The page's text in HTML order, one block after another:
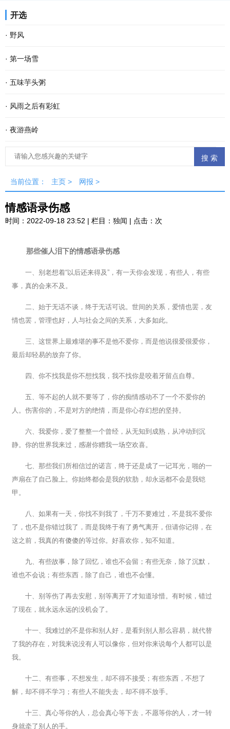
开选
· 野风
· 第一场雪
· 五味芋头粥
· 风雨之后有彩虹
· 夜游燕岭
当前位置： 主页 > 网报 >
情感语录伤感
时间：2022-09-18 23:52 | 栏目： 独闻 | 点击： 次
那些催人泪下的情感语录伤感
一、别老想着“以后还来得及”，有一天你会发现，有些人，有些
事，真的会来不及。
二、始于无话不谈，终于无话可说。世间的关系，爱情也罢，友
情也罢，管理也好，人与社会之间的关系，大多如此。
三、这世界上最难堪的事不是他不爱你，而是他说很爱很爱你，
最后却轻易的放弃了你。
四、你不找我是你不想找我，我不找你是咬着牙留点自尊。
五、等不起的人就不要等了，你的痴情感动不了一个不爱你的
人。伤害你的，不是对方的绝情，而是你心存幻想的坚持。
六、我爱你，爱了整整一个曾经，从无知到成熟，从冲动到沉
静。你的世界我来过，感谢你赠我一场空欢喜。
七、那些我们所相信过的诺言，终于还是成了一记耳光，啪的一
声扇在了自己脸上。你始终都会是我的软肋，却永远都不会是我铠
甲。
八、如果有一天，你找不到我了，千万不要难过，不是我不爱你
了，也不是你错过我了，而是我终于有了勇气离开，但请你记得，在
这之前，我真的有傻傻的等过你。好喜欢你，知不知道。
九、有些故事，除了回忆，谁也不会留；有些无奈，除了沉默，
谁也不会说；有些东西，除了自己，谁也不会懂。
十、别等伤了再去安慰，别等离开了才知道珍惜。有时候，错过
了现在，就永远永远的没机会了。
十一、我难过的不是你和别人好，是看到别人那么容易，就代替
了我的存在，对我来说没有人可以像你，但对你来说每个人都可以是
我。
十二、有些事，不想发生，却不得不接受；有些东西，不想了
解，却不得不学习；有些人不能失去，却不得不放手。
十三、真心等你的人，总会真心等下去，不愿等你的人，才一转
身就牵了别人的手。